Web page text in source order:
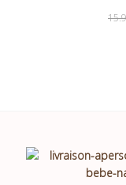
: 15.90 €.
actuel est : 14.90 €.